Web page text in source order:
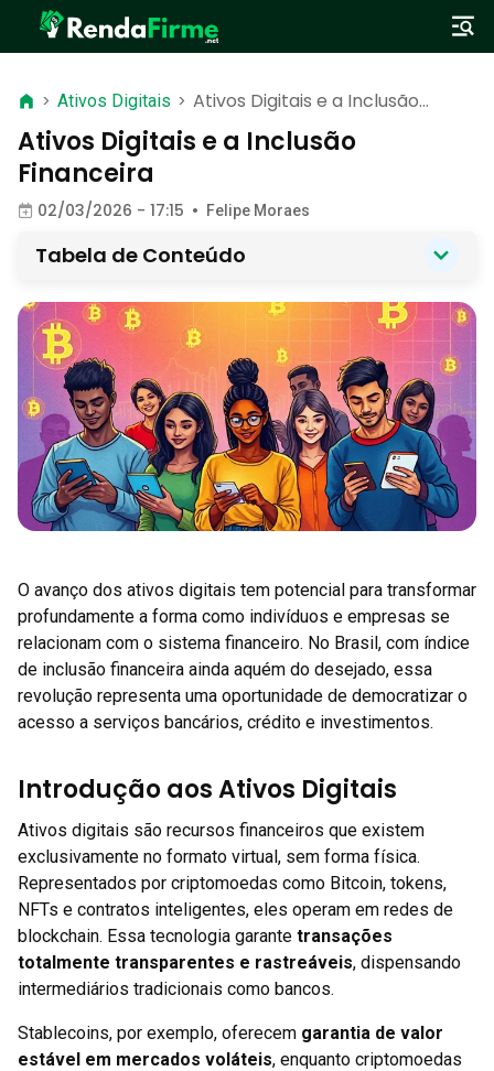
> Ativos Digitais > Ativos Digitais e a Inclusão
Financeira
Ativos Digitais e a Inclusão
Financeira
02/03/2026 - 17:15 • Felipe Moraes
Tabela de Conteúdo
O avanço dos ativos digitais tem potencial para transformar
profundamente a forma como indivíduos e empresas se
relacionam com o sistema financeiro. No Brasil, com índice
de inclusão financeira ainda aquém do desejado, essa
revolução representa uma oportunidade de democratizar o
acesso a serviços bancários, crédito e investimentos.
Introdução aos Ativos Digitais
Ativos digitais são recursos financeiros que existem
exclusivamente no formato virtual, sem forma física.
Representados por criptomoedas como Bitcoin, tokens,
NFTs e contratos inteligentes, eles operam em redes de
blockchain. Essa tecnologia garante transações
totalmente transparentes e rastreáveis, dispensando
intermediários tradicionais como bancos.
Stablecoins, por exemplo, oferecem garantia de valor
estável em mercados voláteis, enquanto criptomoedas